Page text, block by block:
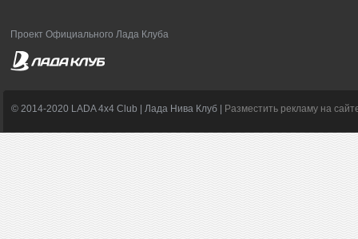
Проект Официального Лада Клуба
© 2014-2020 LADA 4x4 Club | Лада Нива Клуб | Разместить рекламу на